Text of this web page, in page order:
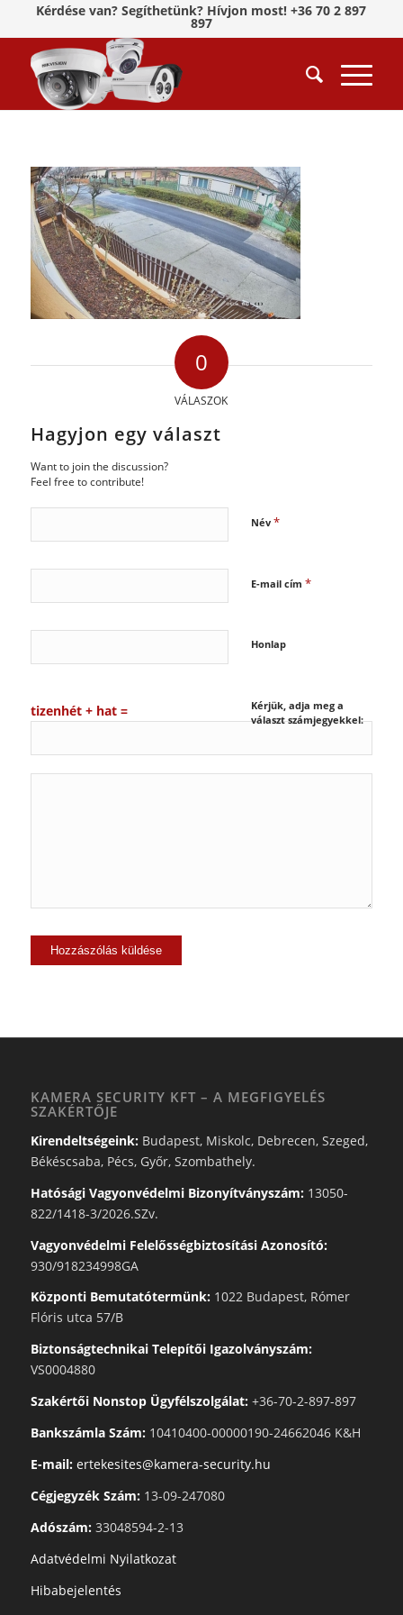
Kérdése van? Segíthetünk? Hívjon most! +36 70 2 897
897
0
VÁLASZOK
Hagyjon egy választ
Want to join the discussion?
Feel free to contribute!
Név *
E-mail cím *
Honlap
Kérjük, adja meg a
választ számjegyekkel:
tizenhét + hat =
KAMERA SECURITY KFT – A MEGFIGYELÉS
SZAKÉRTŐJE
Kirendeltségeink:Budapest, Miskolc, Debrecen, Szeged,
Békéscsaba, Pécs, Győr, Szombathely.
Hatósági Vagyonvédelmi Bizonyítványszám:13050-
822/1418-3/2026.SZv.
Vagyonvédelmi Felelősségbiztosítási Azonosító:
930/918234998GA
Központi Bemutatótermünk:1022 Budapest, Rómer
Flóris utca 57/B
Biztonságtechnikai Telepítői Igazolványszám:
VS0004880
Szakértői Nonstop Ügyfélszolgálat:+36-70-2-897-897
Bankszámla Szám:10410400-00000190-24662046 K&H
E-mail: ertekesites@kamera-security.hu
Cégjegyzék Szám:13-09-247080
Adószám:33048594-2-13
Adatvédelmi Nyilatkozat
Hibabejelentés